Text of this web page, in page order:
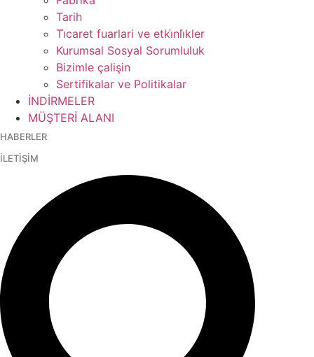
Tarih
Ti̇caret fuarlari ve etki̇nli̇kler
Kurumsal Sosyal Sorumluluk
Bizimle çalişin
Sertifikalar ve Politikalar
İNDİRMELER
MÜŞTERİ ALANI
HABERLER
İLETİŞİM